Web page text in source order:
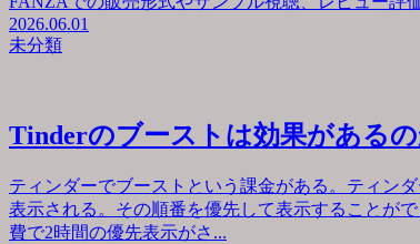
2026.06.01
未分類
Tinderのブーストは効果があるの
ティンダーでブーストという課金がある。ティン
表示される。その順番を優先して表示することが
費で2時間の優先表示がさ...